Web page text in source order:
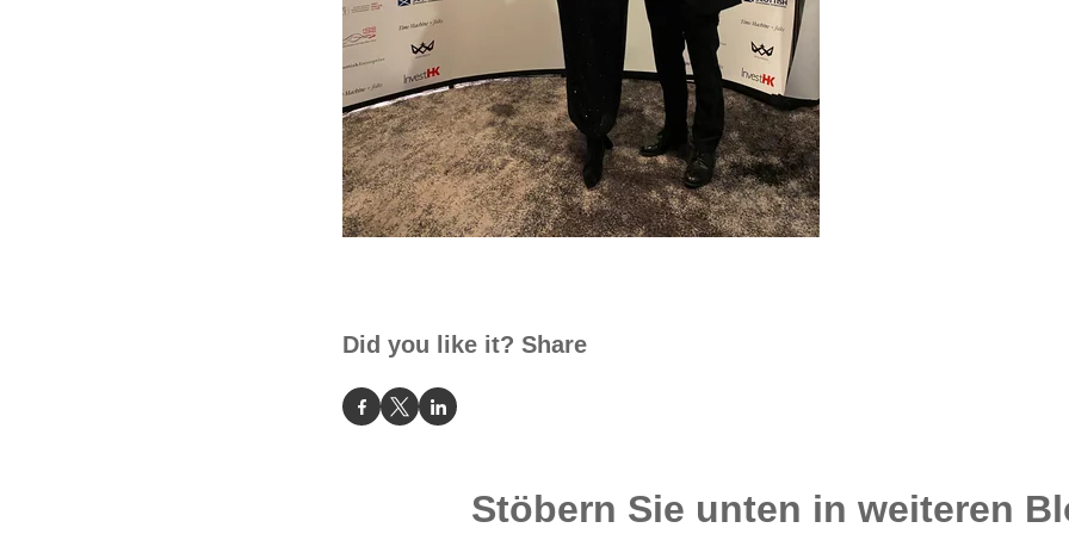
Did you like it? Share
Stöbern Sie unten in weiteren